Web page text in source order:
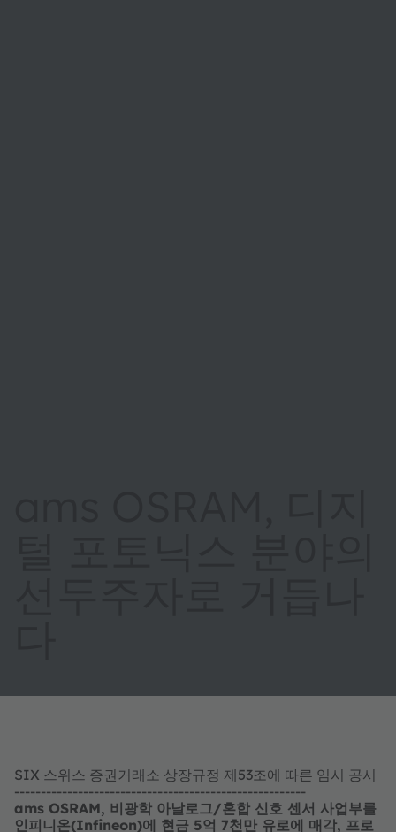
SIX 스위스 증권거래소 상장규정 제53조에 따른 임시 공시
-------------------------------------------------------
ams OSRAM, 비광학 아날로그/혼합 신호 센서 사업부를
인피니온(Infineon)에 현금 5억 7천만 유로에 매각, 프로